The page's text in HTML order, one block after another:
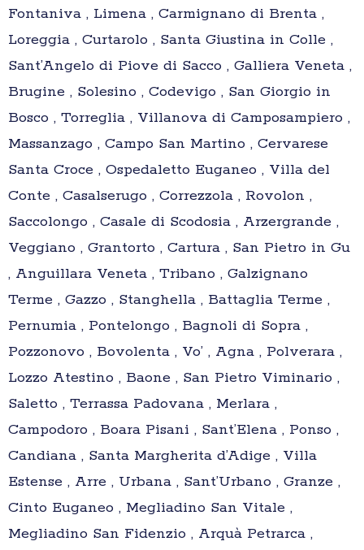
Fontaniva , Limena , Carmignano di Brenta ,
Loreggia , Curtarolo , Santa Giustina in Colle ,
Sant’Angelo di Piove di Sacco , Galliera Veneta ,
Brugine , Solesino , Codevigo , San Giorgio in
Bosco , Torreglia , Villanova di Camposampiero ,
Massanzago , Campo San Martino , Cervarese
Santa Croce , Ospedaletto Euganeo , Villa del
Conte , Casalserugo , Correzzola , Rovolon ,
Saccolongo , Casale di Scodosia , Arzergrande ,
Veggiano , Grantorto , Cartura , San Pietro in Gu
, Anguillara Veneta , Tribano , Galzignano
Terme , Gazzo , Stanghella , Battaglia Terme ,
Pernumia , Pontelongo , Bagnoli di Sopra ,
Pozzonovo , Bovolenta , Vo’ , Agna , Polverara ,
Lozzo Atestino , Baone , San Pietro Viminario ,
Saletto , Terrassa Padovana , Merlara ,
Campodoro , Boara Pisani , Sant’Elena , Ponso ,
Candiana , Santa Margherita d’Adige , Villa
Estense , Arre , Urbana , Sant’Urbano , Granze ,
Cinto Euganeo , Megliadino San Vitale ,
Megliadino San Fidenzio , Arquà Petrarca ,